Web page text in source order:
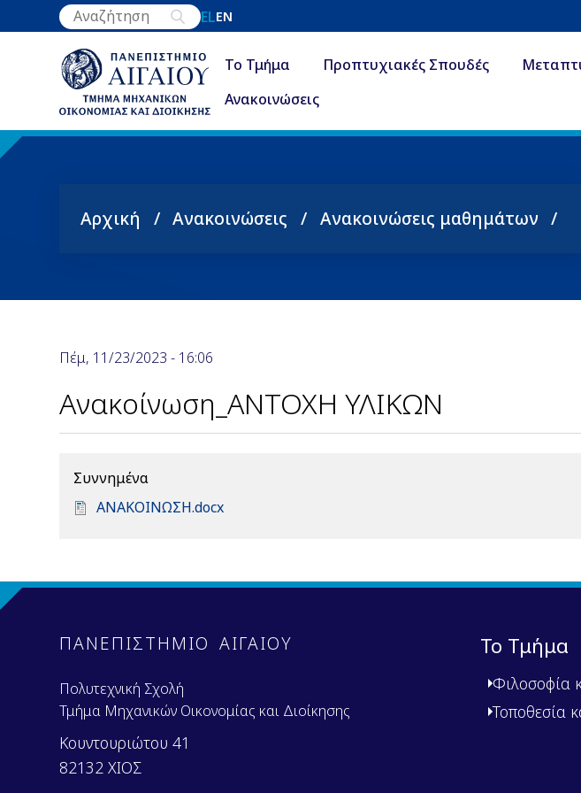
Παράκαμψη
προς
περιεχόμενο
ELEN
Το Τμήμα Προπτυχιακές Σπουδές
Ανακοινώσεις
Breadcrumb
Αρχική Ανακοινώσεις Ανακοινώσεις μαθημάτων
Πέμ, 11/23/2023 - 16:06
Ανακοίνωση_ΑΝΤΟΧΗ ΥΛΙΚΩΝ
Συννημένα
D
n
ΑΝΑΚΟΙΝΩΣΗ.docx
ΠΑΝΕΠΙΣΤΗΜΙΟ ΑΙΓΑΙΟΥ
Πολυτεχνική Σχολή
Τμήμα Μηχανικών Οικονομίας και Διοίκησης
Κουντουριώτου 41
82132 ΧΙΟΣ
Το Τμήμα
Φιλοσοφία
Τοποθεσία